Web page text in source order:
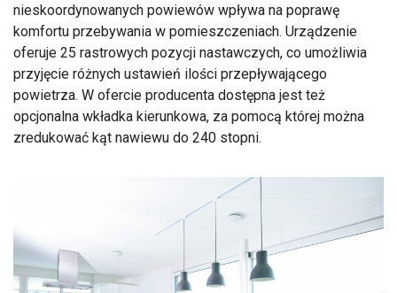
nieskoordynowanych powiewów wpływa na poprawę
komfortu przebywania w pomieszczeniach. Urządzenie
oferuje 25 rastrowych pozycji nastawczych, co umożliwia
przyjęcie różnych ustawień ilości przepływającego
powietrza. W ofercie producenta dostępna jest też
opcjonalna wkładka kierunkowa, za pomocą której można
zredukować kąt nawiewu do 240 stopni.